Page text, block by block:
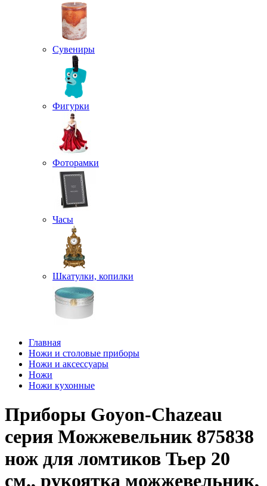
Сувениры
Фигурки
Фоторамки
Часы
Шкатулки, копилки
Главная
Ножи и столовые приборы
Ножи и аксессуары
Ножи
Ножи кухонные
Приборы Goyon-Chazeau
серия Можжевельник 875838
нож для ломтиков Тьер 20
см., рукоятка можжевельник,